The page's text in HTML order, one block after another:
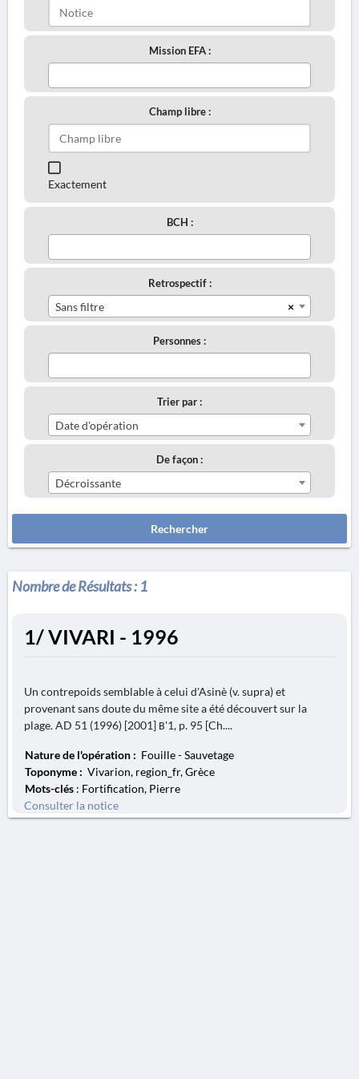
Mission EFA :
Champ libre :
Exactement
BCH :
Retrospectif :
×
Sans filtre
Personnes :
Trier par :
Date d'opération
De façon :
Décroissante
Rechercher
Nombre de Résultats :1
1/ VIVARI - 1996
Un contrepoids semblable à celui d'Asinè (v. supra) et
provenant sans doute du même site a été découvert sur la
plage. AD 51 (1996) [2001] Β'1, p. 95 [Ch....
Nature de l'opération : Fouille - Sauvetage
Toponyme : Vivarion, region_fr, Grèce
Mots-clés : Fortification, Pierre
Consulter la notice